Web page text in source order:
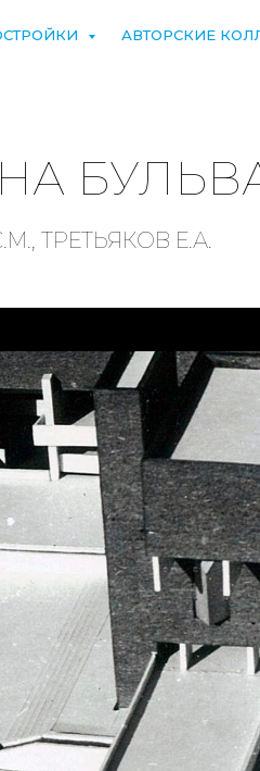
АВТОРСКИЕ
ТРЕТЬЯКОВ Е.А.